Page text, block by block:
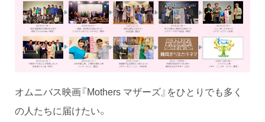
オムニバス映画『Mothers マザーズ』をひとりでも多く
の人たちに届けたい。